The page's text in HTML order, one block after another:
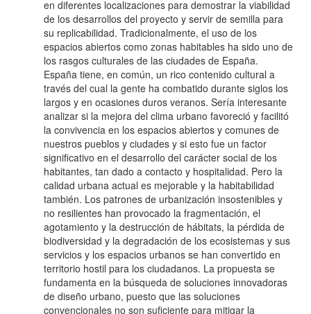
en diferentes localizaciones para demostrar la viabilidad
de los desarrollos del proyecto y servir de semilla para
su replicabilidad. Tradicionalmente, el uso de los
espacios abiertos como zonas habitables ha sido uno de
los rasgos culturales de las ciudades de España.
España tiene, en común, un rico contenido cultural a
través del cual la gente ha combatido durante siglos los
largos y en ocasiones duros veranos. Sería interesante
analizar si la mejora del clima urbano favoreció y facilitó
la convivencia en los espacios abiertos y comunes de
nuestros pueblos y ciudades y si esto fue un factor
significativo en el desarrollo del carácter social de los
habitantes, tan dado a contacto y hospitalidad. Pero la
calidad urbana actual es mejorable y la habitabilidad
también. Los patrones de urbanización insostenibles y
no resilientes han provocado la fragmentación, el
agotamiento y la destrucción de hábitats, la pérdida de
biodiversidad y la degradación de los ecosistemas y sus
servicios y los espacios urbanos se han convertido en
territorio hostil para los ciudadanos. La propuesta se
fundamenta en la búsqueda de soluciones innovadoras
de diseño urbano, puesto que las soluciones
convencionales no son suficiente para mitigar la